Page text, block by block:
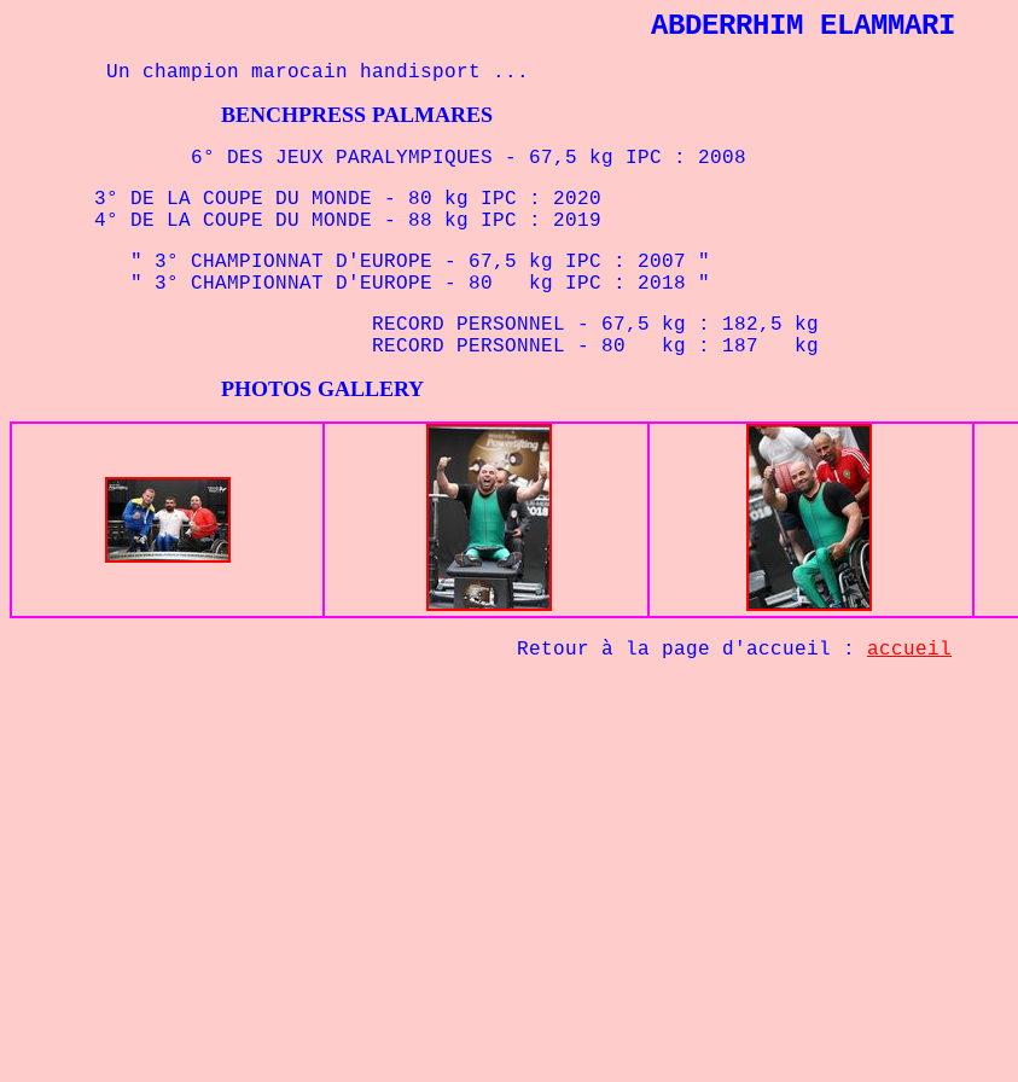
ABDERRHIM ELAMMARI
Un champion marocain handisport ...
BENCHPRESS PALMARES
6° DES JEUX PARALYMPIQUES - 67,5 kg IPC : 2008
3° DE LA COUPE DU MONDE - 80 kg IPC : 2020
4° DE LA COUPE DU MONDE - 88 kg IPC : 2019
" 3° CHAMPIONNAT D'EUROPE - 67,5 kg IPC : 2007 "
" 3° CHAMPIONNAT D'EUROPE - 80 kg IPC : 2018 "
RECORD PERSONNEL - 67,5 kg : 182,5 kg
RECORD PERSONNEL - 80 kg : 187 kg
PHOTOS GALLERY
Retour à la page d'accueil : accueil